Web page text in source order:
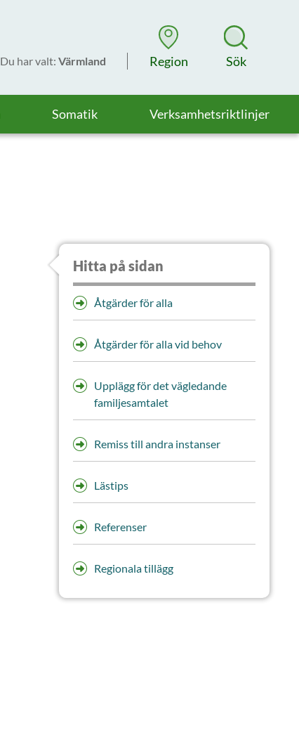
Du har valt: Värmland Region Sök
Somatik Verksamhetsriktlinjer
Hitta på sidan
Åtgärder för alla
Åtgärder för alla vid behov
Upplägg för det vägledande
familjesamtalet
Remiss till andra instanser
Lästips
Referenser
Regionala tillägg